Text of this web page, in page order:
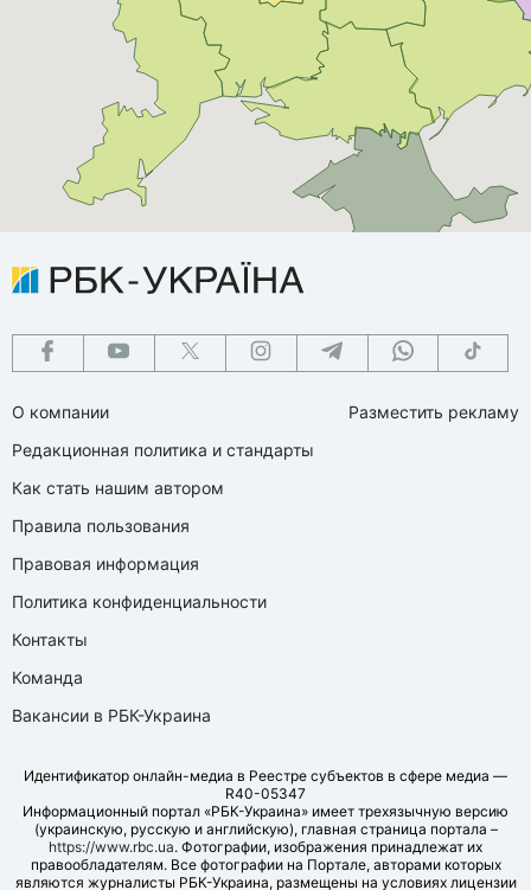
О компании
Редакционная политика и стандарты
Как стать нашим автором
Правила пользования
Правовая информация
Политика конфиденциальности
Контакты
Команда
Вакансии в РБК-Украина
Разместить рекламу
Идентификатор онлайн-медиа в Реестре субъектов в сфере медиа —
R40-05347
Информационный портал «РБК-Украина» имеет трехязычную версию
(украинскую, русскую и английскую), главная страница портала –
https://www.rbc.ua. Фотографии, изображения принадлежат их
правообладателям. Все фотографии на Портале, авторами которых
являются журналисты РБК-Украина, размещены на условиях лицензии